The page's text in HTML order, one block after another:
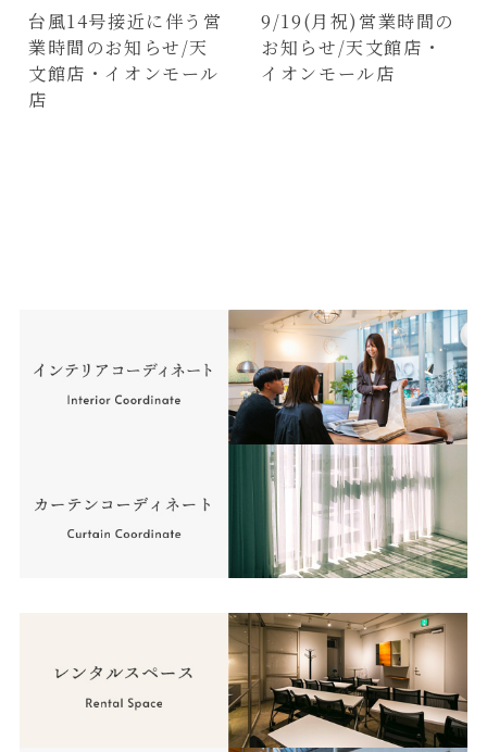
台風14号接近に伴う営
業時間のお知らせ/天
文館店・イオンモール
店
9/19(月祝)営業時間の
お知らせ/天文館店・
イオンモール店